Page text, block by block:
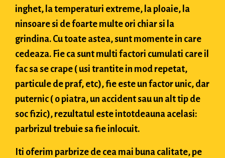
inghet, la temperaturi extreme, la ploaie, la
ninsoare si de foarte multe ori chiar si la
grindina. Cu toate astea, sunt momente in care
cedeaza. Fie ca sunt multi factori cumulati care il
fac sa se crape ( usi trantite in mod repetat,
particule de praf, etc), fie este un factor unic, dar
puternic ( o piatra, un accident sau un alt tip de
soc fizic), rezultatul este intotdeauna acelasi:
parbrizul trebuie sa fie inlocuit.
Iti oferim parbrize de cea mai buna calitate, pe